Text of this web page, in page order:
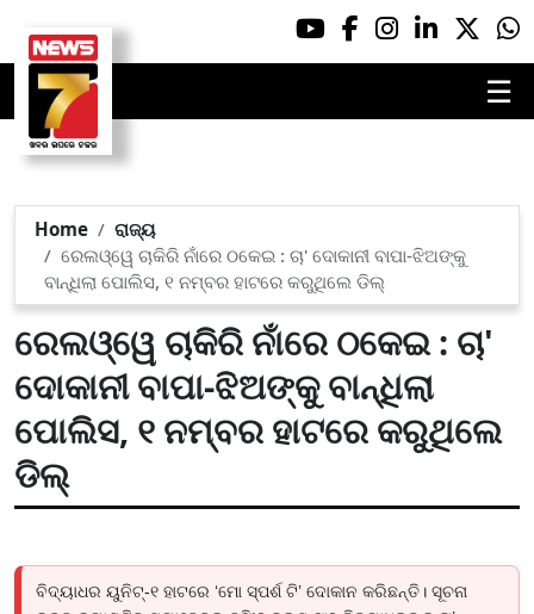
☰
Home
ରାଜ୍ୟ
ରେଲଓ୍ୱେ ଚାକିରି ନାଁରେ ଠକେଇ : ଚା' ଦୋକାନୀ ବାପା-ଝିଅଙ୍କୁ
ବାନ୍ଧିଲା ପୋଲିସ, ୧ ନମ୍ବର ହାଟରେ କରୁଥିଲେ ଡିଲ୍
ରେଲଓ୍ୱେ ଚାକିରି ନାଁରେ ଠକେଇ : ଚା'
ଦୋକାନୀ ବାପା-ଝିଅଙ୍କୁ ବାନ୍ଧିଲା
ପୋଲିସ, ୧ ନମ୍ବର ହାଟରେ କରୁଥିଲେ
ଡିଲ୍
ବିଦ୍ୟାଧର ୟୁନିଟ୍-୧ ହାଟରେ ‘ମୋ ସ୍ପର୍ଶ ଟି’ ଦୋକାନ କରିଛନ୍ତି। ସୂଚନା